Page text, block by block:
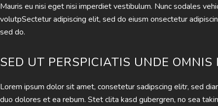
Mauris eu nisi eget nisi imperdiet vestibulum. Nunc sodales
volutpSectetur adipiscing elit, sed do eiusm onsectetur
sed do.
SED UT PERSPICIATIS UNDE
Lorem ipsum dolor sit amet, consetetur sadipscing elitr, sed
duo dolores et ea rebum. Stet clita kasd gubergren, no sea